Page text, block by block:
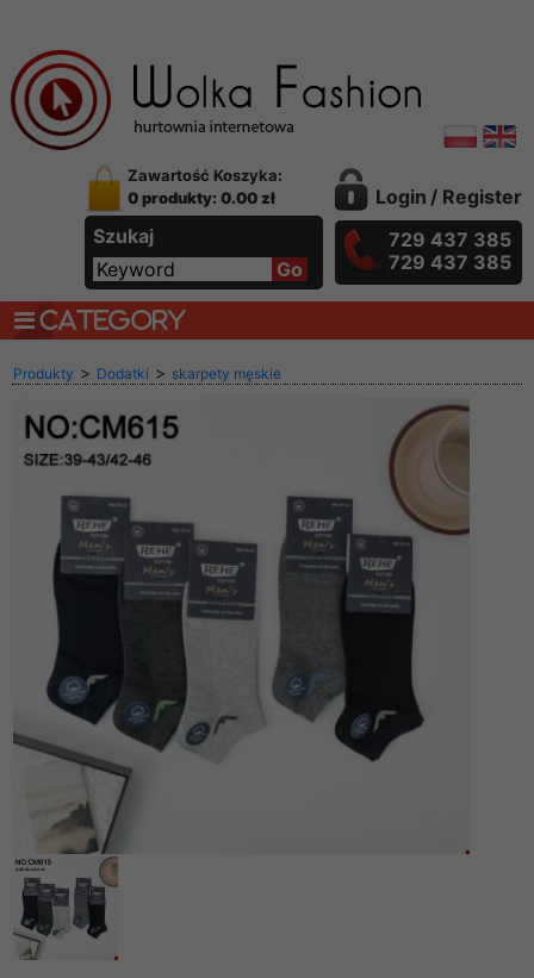
Zawartość Koszyka:
0 produkty: 0.00 zł
Szukaj
Login / Register
729 437 385
729 437 385
CATEGORY
Produkty > Dodatki > skarpety męskie